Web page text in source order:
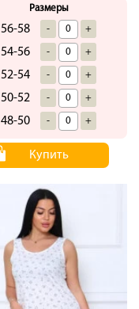
Размеры
56-58 - +
54-56 - +
52-54 - +
50-52 - +
48-50 - +
Купить